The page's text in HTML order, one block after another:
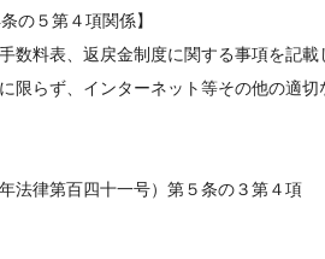
の５第４項関係】
数料表、返戻金制度に関する事項を記
限らず、インターネット等その他の適
法律第百四十一号）第５条の３第４項